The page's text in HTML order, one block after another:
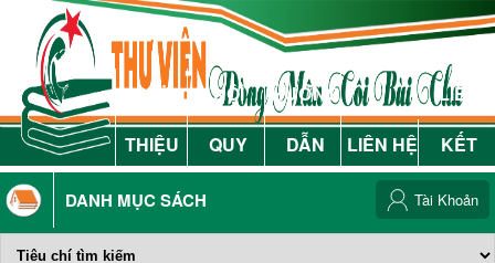
GIỚI
THIỆU
NỘI
QUY
HƯỚNG
DẪN
LIÊN HỆ
LIÊN
KẾT
DANH MỤC SÁCH Tài Khoản